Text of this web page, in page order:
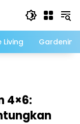
Living Gardening
4×6: